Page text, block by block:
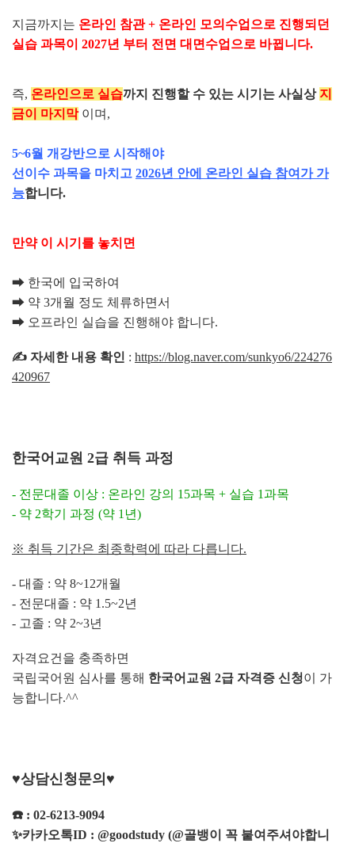
지금까지는 온라인 참관 + 온라인 모의수업으로 진행되던
실습 과목이 2027년 부터 전면 대면수업으로 바뀝니다.
즉, 온라인으로 실습까지 진행할 수 있는 시기는 사실상 지
금이 마지막 이며,
5~6월 개강반으로 시작해야
선이수 과목을 마치고 2026년 안에 온라인 실습 참여가 가
능합니다.
만약 이 시기를 놓치면
➡ 한국에 입국하여
➡ 약 3개월 정도 체류하면서
➡ 오프라인 실습을 진행해야 합니다.
✍️ 자세한 내용 확인 : https://blog.naver.com/sunkyo6/224276
420967
한국어교원 2급 취득 과정
- 전문대졸 이상 : 온라인 강의 15과목 + 실습 1과목
- 약 2학기 과정 (약 1년)
※ 취득 기간은 최종학력에 따라 다릅니다.
- 대졸 : 약 8~12개월
- 전문대졸 : 약 1.5~2년
- 고졸 : 약 2~3년
자격요건을 충족하면
국립국어원 심사를 통해 한국어교원 2급 자격증 신청이 가
능합니다.^^
♥️상담신청문의 ♥️
☎️ : 02-6213-9094
✨카카오톡ID : @goodstudy (@골뱅이 꼭 붙여주셔야합니